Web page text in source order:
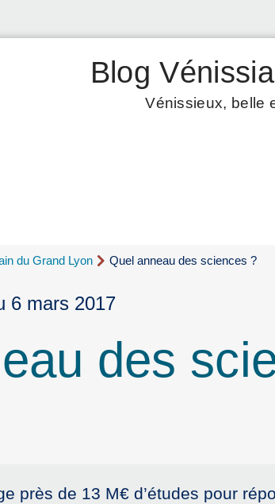
Blog
Vénissieux, belle
du Grand Lyon Quel anneau des sciences ?
6 mars 2017
des
près de 13 M€ d’études pour